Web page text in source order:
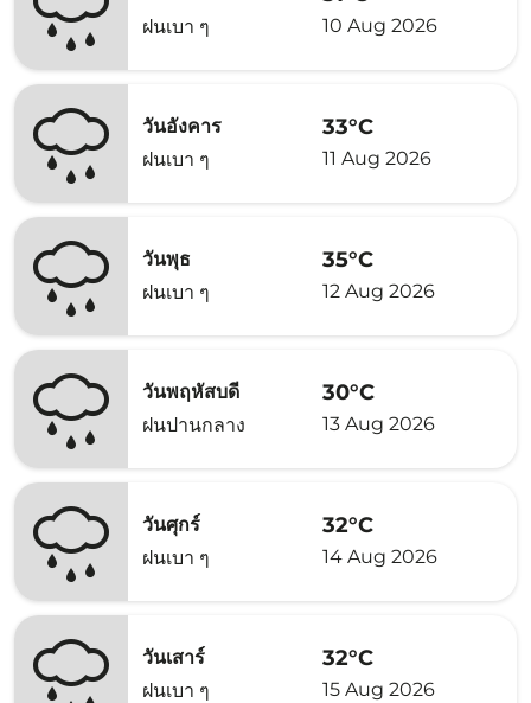
ฝนเบา ๆ
10 Aug 2026
วันอังคาร
ฝนเบา ๆ
33°C
11 Aug 2026
วันพุธ
ฝนเบา ๆ
35°C
12 Aug 2026
วันพฤหัสบดี
ฝนปานกลาง
30°C
13 Aug 2026
วันศุกร์
ฝนเบา ๆ
32°C
14 Aug 2026
วันเสาร์
ฝนเบา ๆ
32°C
15 Aug 2026